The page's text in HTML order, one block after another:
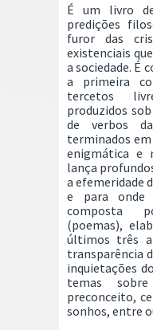
É um livro
predições
furor das
existenciais
a sociedade. É
a primeira
tercetos
produzidos
de verbos
terminados em
enigmática e
lança
a efemeridade
e para onde
composta
(poemas),
últimos três
transparência
inquietações
temas
preconceito,
sonhos, entre